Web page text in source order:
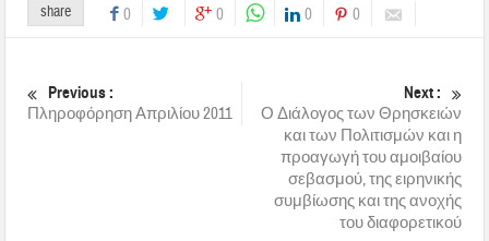
share 0 0 0 0
Previous :
Πληροφόρηση Απριλίου 2011
Next :
Ο Διάλογος των Θρησκειών
και των Πολιτισμών και η
προαγωγή του αμοιβαίου
σεβασμού, της ειρηνικής
συμβίωσης και της ανοχής
του διαφορετικού